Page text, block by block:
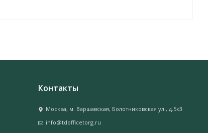
Контакты
Москва, м. Варшавская, Болотниковская ул., д.5к3
info@tdofficetorg.ru